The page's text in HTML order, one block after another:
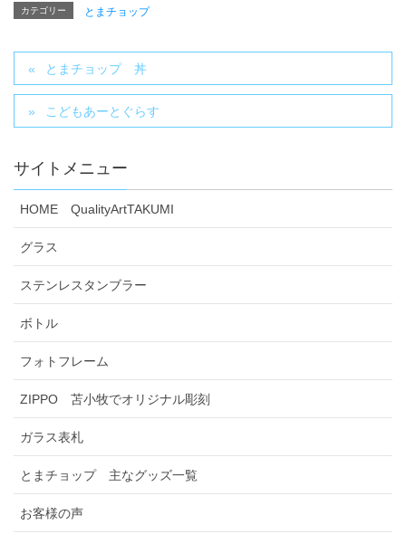
カテゴリー とまチョップ
とまチョップ 丼
こどもあーとぐらす
サイトメニュー
HOME QualityArtTAKUMI
グラス
ステンレスタンブラー
ボトル
フォトフレーム
ZIPPO 苫小牧でオリジナル彫刻
ガラス表札
とまチョップ 主なグッズ一覧
お客様の声